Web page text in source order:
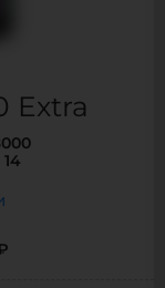
Extra
14